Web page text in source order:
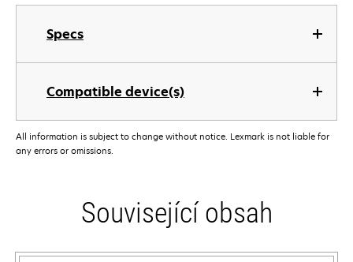
Specs
Compatible device(s)
All information is subject to change without notice. Lexmark is not liable for
any errors or omissions.
Související obsah